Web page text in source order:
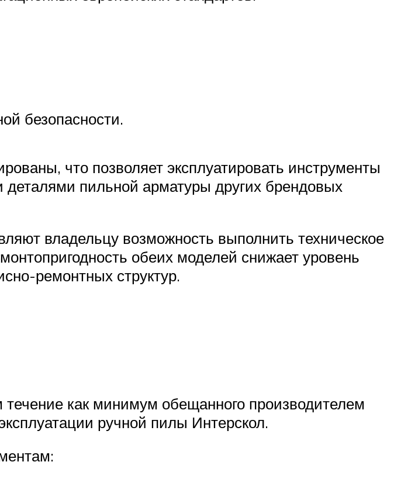
безопасности.
что позволяет эксплуатировать инструменты
пильной арматуры других брендовых
владельцу возможность выполнить техническое
обеих моделей снижает уровень
ремонтных структур.
как минимум обещанного производителем
ручной пилы Интерскол.